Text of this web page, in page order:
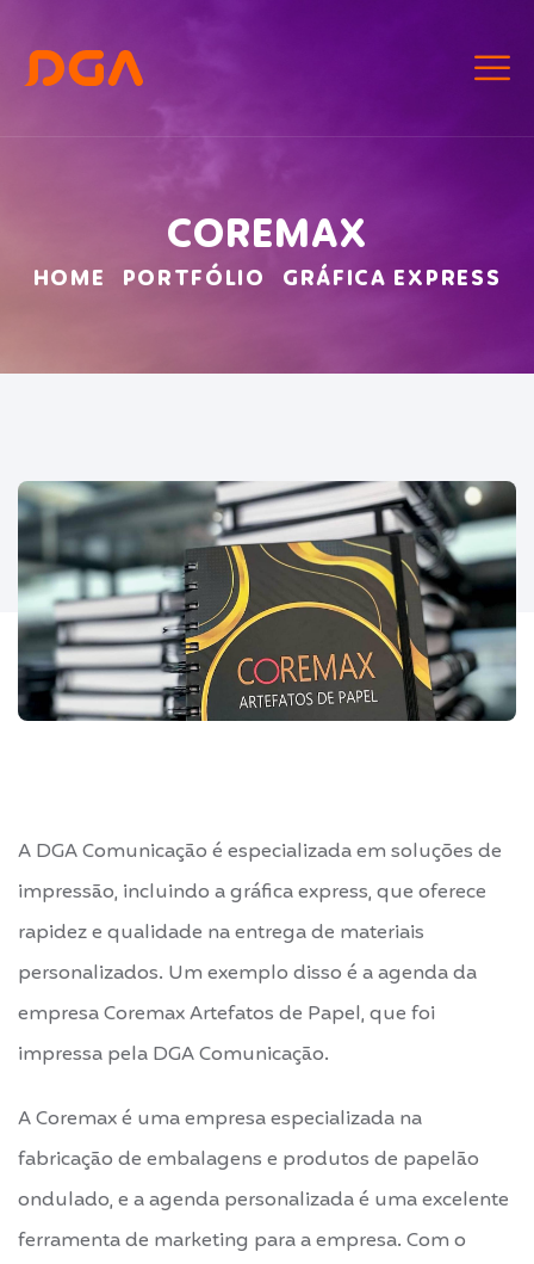
COREMAX
HOME PORTFÓLIO GRÁFICA EXPRESS
A DGA Comunicação é especializada em soluções de
impressão, incluindo a gráfica express, que oferece
rapidez e qualidade na entrega de materiais
personalizados. Um exemplo disso é a agenda da
empresa Coremax Artefatos de Papel, que foi
impressa pela DGA Comunicação.
A Coremax é uma empresa especializada na
fabricação de embalagens e produtos de papelão
ondulado, e a agenda personalizada é uma excelente
ferramenta de marketing para a empresa. Com o